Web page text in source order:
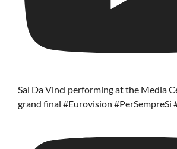
Sal Da Vinci performing at the Media
grand final #Eurovision #PerSempreSi